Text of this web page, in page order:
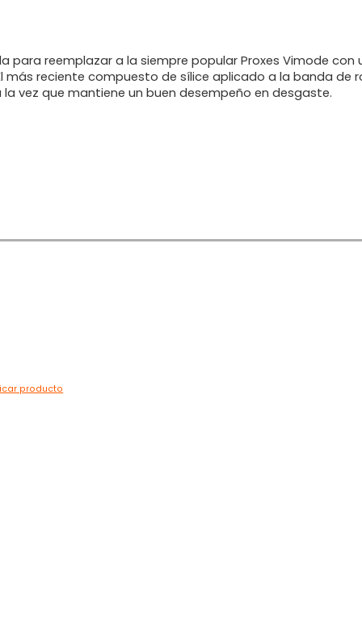
para reemplazar a la siempre popular Proxes Vimode con
reciente compuesto de sílice aplicado a la banda de
vez que mantiene un buen desempeño en desgaste.
producto